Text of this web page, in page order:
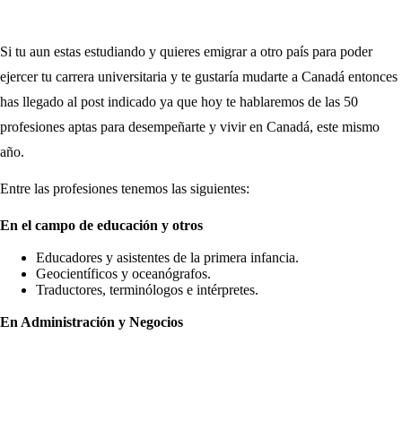
Si tu aun estas estudiando y quieres emigrar a otro país para poder
ejercer tu carrera universitaria y te gustaría mudarte a Canadá entonces
has llegado al post indicado ya que hoy te hablaremos de las 50
profesiones aptas para desempeñarte y vivir en Canadá, este mismo
año.
Entre las profesiones tenemos las siguientes:
En el campo de educación y otros
Educadores y asistentes de la primera infancia.
Geocientíficos y oceanógrafos.
Traductores, terminólogos e intérpretes.
En Administración y Negocios